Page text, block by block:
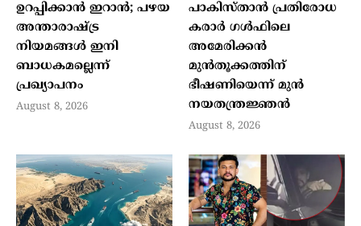
ഉറപ്പിക്കാൻ ഇറാൻ; പഴയ
അന്താരാഷ്ട്ര
നിയമങ്ങൾ ഇനി
ബാധകമല്ലെന്ന്
പ്രഖ്യാപനം
August 8, 2026
പാകിസ്താൻ പ്രതിരോധ
കരാർ ഗൾഫിലെ
അമേരിക്കൻ
മുൻതൂക്കത്തിന്
ഭീഷണിയെന്ന് മുൻ
നയതന്ത്രജ്ഞൻ
August 8, 2026